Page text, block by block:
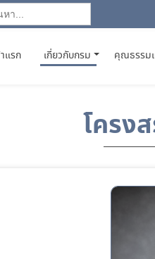
แรก(CURRENT)
เกี่ยวกับกรม คุณธรรม
โครง